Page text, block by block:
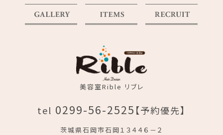
美容室Rible リブレ
tel 0299-56-2525 【予約優先】
茨城県石岡市石岡１３４４６－２